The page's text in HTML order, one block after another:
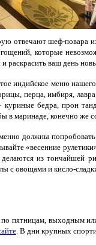
отвечают шеф-повара
которые
раскрасить ваш день
индийское меню
перца, имбиря,
куриные бедра, прон
в маринаде, конечно же
должны
«весенние
из тончайшей
с овощами и кисло-
пятницам, выходным
. В дни крупных